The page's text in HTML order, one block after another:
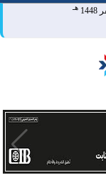
هـ